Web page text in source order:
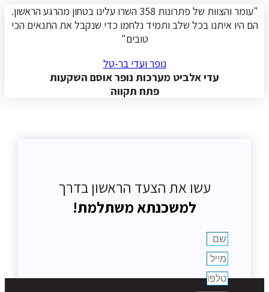
"עומר והצוות של פתרונות 358 השרו עלינו בטחון מהרגע הראשון.
הם היו איתנו בכל שלב ותמיד נלחמו כדי שנקבל את התנאים הכי
טובים"
נופרועדי בר-טל
עדי אלביט מערכות נופר אוסם השקעות
פתח תקווה
עשו את הצעד הראשון בדרך
למשכנתא משתלמת!